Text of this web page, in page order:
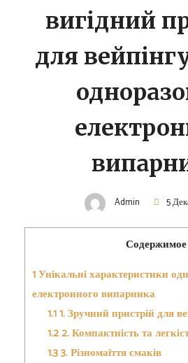
вигідний
для
Admin 5
Содержимое
1Унікальні характеристики
електронного випарника
1.11. Зручний пристрій для
1.22. Компактність та
1.33. Різномаїття смаків